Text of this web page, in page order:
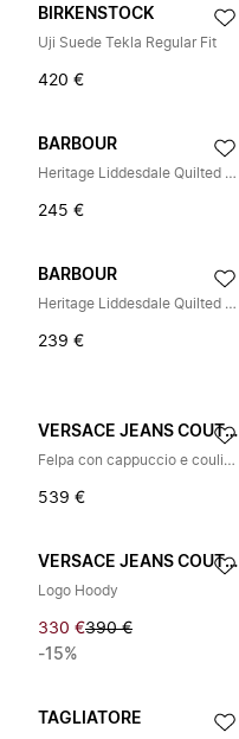
BIRKENSTOCK
Uji Suede Tekla Regular Fit
420 €
BARBOUR
Heritage Liddesdale Quilted Jacket
245 €
BARBOUR
Heritage Liddesdale Quilted Jacket
239 €
VERSACE JEANS COUTURE
Felpa con cappuccio e coulisse stampata
539 €
VERSACE JEANS COUTURE
Logo Hoody
330 €390 €
-15%
TAGLIATORE